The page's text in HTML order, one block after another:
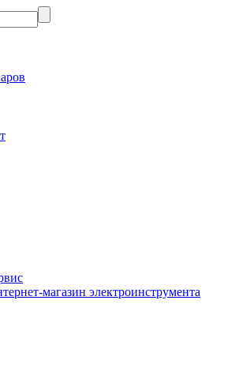
магазин электроинструмента